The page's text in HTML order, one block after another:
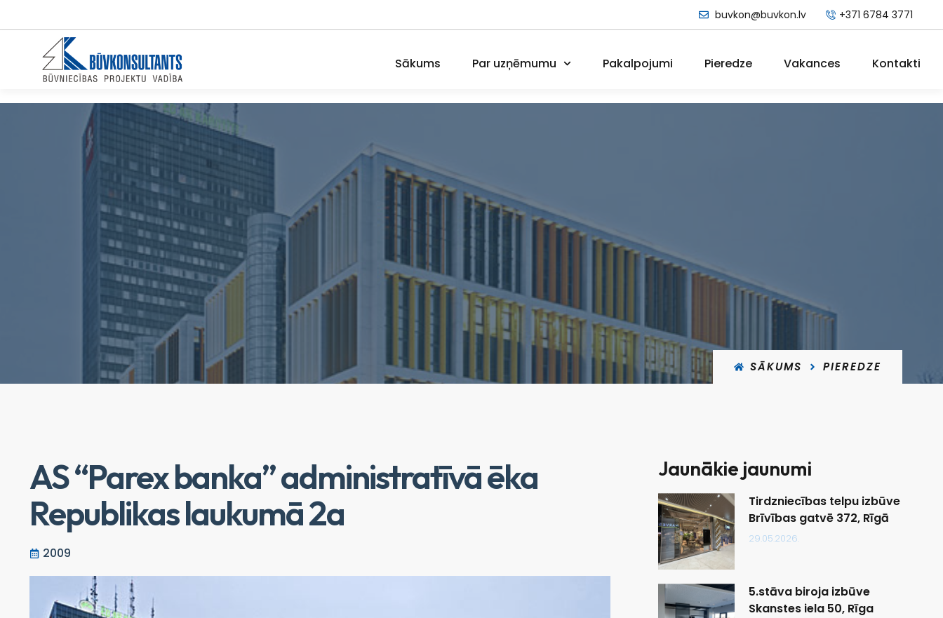
buvkon@buvkon.lv +371 6784 3771
Sākums Par uzņēmumu Pakalpojumi Pieredze Vakances Kontakti
SĀKUMS PIEREDZE
AS “Parex banka” administratīvā ēka
Republikas laukumā 2a
2009
Jaunākie jaunumi
Tirdzniecības telpu izbūve
Brīvības gatvē 372, Rīgā
29.05.2026.
5.stāva biroja izbūve
Skanstes iela 50, Rīga